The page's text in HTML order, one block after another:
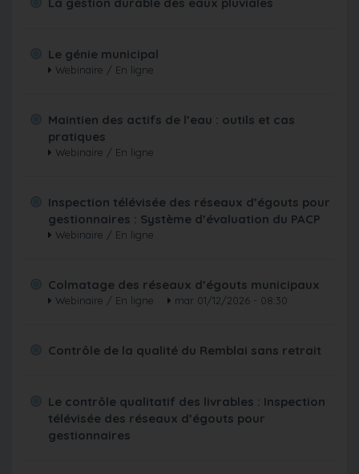
La gestion durable des eaux pluviales
Le génie municipal
Webinaire / En ligne
Maintien des actifs de l’eau : outils et cas
pratiques
Webinaire / En ligne
Inspection télévisée des réseaux d’égouts pour
gestionnaires : Système d’évaluation du PACP
Webinaire / En ligne
Colmatage des réseaux d’égouts municipaux
Webinaire / En ligne mar 01/12/2026 - 08:30
Contrôle de la qualité du Remblai sans retrait
Le contrôle qualitatif des livrables : Inspection
télévisée des réseaux d’égouts pour
gestionnaires